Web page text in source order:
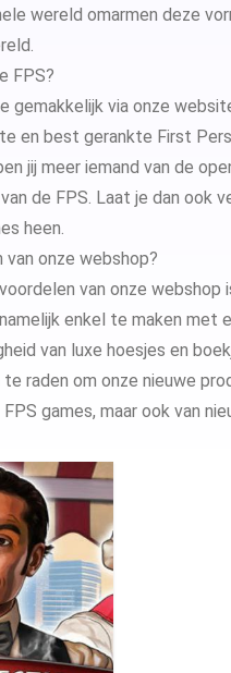
Visio
Windows Server
SQL Server
wereld omarmen deze
FPS?
gemakkelijk via onze
en best gerankte First
jij meer iemand van de
de FPS. Laat je dan ook
heen.
onze webshop?
van onze
enkel te maken
van luxe hoesjes en
te raden om onze nieuwe
games, maar ook van